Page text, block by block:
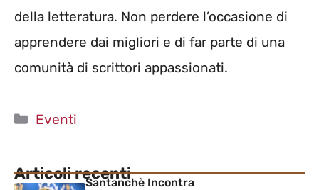
della letteratura. Non perdere l’occasione di
apprendere dai migliori e di far parte di una
comunità di scrittori appassionati.
Categorie
Eventi
Articoli recentiSantanchè Incontra